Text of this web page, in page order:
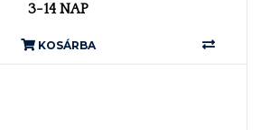
3-14 NAP
KOSÁRBA